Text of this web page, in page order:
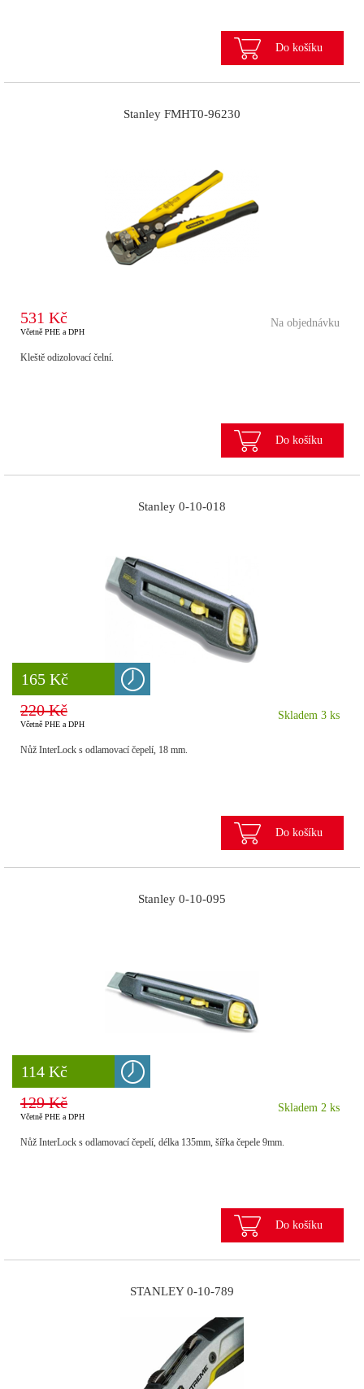
Do košíku
Stanley FMHT0-96230
531 Kč
Včetně PHE a DPH
Na objednávku
Kleště odizolovací čelní.
Do košíku
8 777 Kč
165 Kč
Stanley 0-10-018
220 Kč
Včetně PHE a DPH
Skladem 3 ks
Nůž InterLock s odlamovací čepelí, 18 mm.
Do košíku
8 777 Kč
114 Kč
Stanley 0-10-095
129 Kč
Včetně PHE a DPH
Skladem 2 ks
Nůž InterLock s odlamovací čepelí, délka 135mm, šířka čepele 9mm.
Do košíku
STANLEY 0-10-789